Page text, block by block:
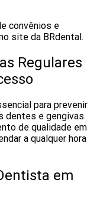
convênios e
site da BRdental.
Regulares
para prevenir
dentes e gengivas.
de qualidade em
a qualquer hora
em